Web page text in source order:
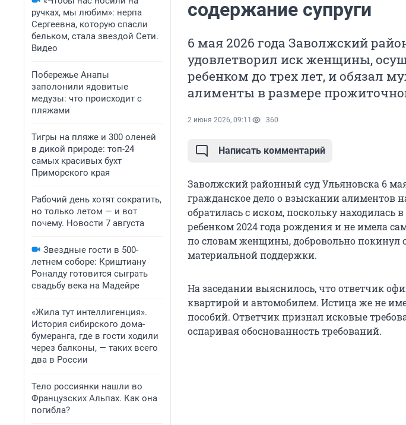
ручках, мы любим»: нерпа
Сергеевна, которую спасли
бельком, стала звездой Сети.
Видео
Побережье Анапы
заполонили ядовитые
медузы: что происходит с
пляжами
Тигры на пляже и 300 оленей
в дикой природе: топ-24
самых красивых бухт
Приморского края
Рабочий день хотят сократить,
но только летом — и вот
почему. Новости 7 августа
Звездные гости в 500-
летнем соборе: Криштиану
Роналду готовится сыграть
свадьбу века на Мадейре
«Жила тут интеллигенция».
История сибирского дома-
бумеранга, где в гости ходили
через балконы, — таких всего
два в России
Тело россиянки нашли во
Французских Альпах. Как она
погибла?
содержание супруги
6 мая 2026 года Заволжский
удовлетворил иск женщины,
ребенком до трех лет, и обязал
алименты в размере
2 июня 2026, 09:11 360
Написать комментарий
Заволжский районный суд Ульяновска 6
гражданское дело о взыскании алиментов
обратилась с иском, поскольку находилась
ребенком 2024 года рождения и не имела
по словам женщины, добровольно покинул
материальной поддержки.
На заседании выяснилось, что ответчик
квартирой и автомобилем. Истица же не
пособий. Ответчик признал исковые
оспаривая обоснованность требований.